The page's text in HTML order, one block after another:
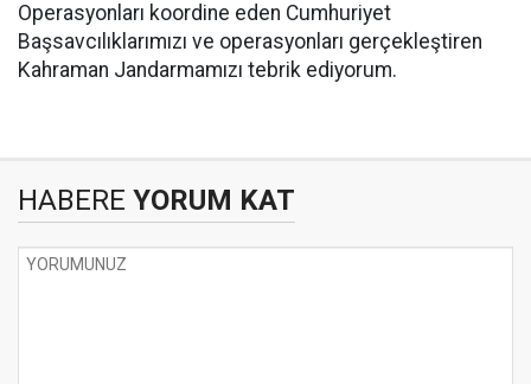
Operasyonları koordine eden Cumhuriyet
Başsavcılıklarımızı ve operasyonları gerçekleştiren
Kahraman Jandarmamızı tebrik ediyorum.
HABERE YORUM KAT